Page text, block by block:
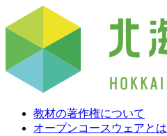
教材の著作権について
オープンコースウェアとは